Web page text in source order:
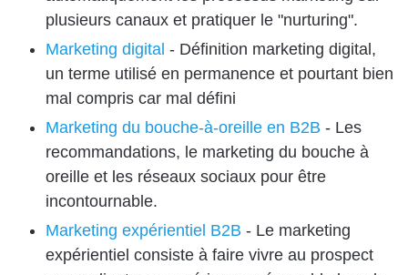
plusieurs canaux et pratiquer le "nurturing".
Marketing digital - Définition marketing digital,
un terme utilisé en permanence et pourtant bien
mal compris car mal défini
Marketing du bouche-à-oreille en B2B - Les
recommandations, le marketing du bouche à
oreille et les réseaux sociaux pour être
incontournable.
Marketing expérientiel B2B - Le marketing
expérientiel consiste à faire vivre au prospect